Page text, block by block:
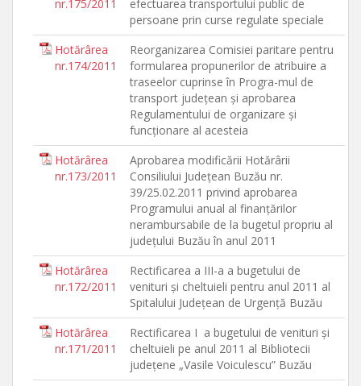
nr.175/2011
efectuarea transportului public de
persoane prin curse regulate speciale
Hotărârea
nr.174/2011
Reorganizarea Comisiei paritare pentru
formularea propunerilor de atribuire a
traseelor cuprinse în Progra-mul de
transport judeţean şi aprobarea
Regulamentului de organizare şi
funcţionare al acesteia
Hotărârea
nr.173/2011
Aprobarea modificării Hotărârii
Consiliului Judeţean Buzău nr.
39/25.02.2011 privind aprobarea
Programului anual al finanţărilor
nerambursabile de la bugetul propriu al
judeţului Buzău în anul 2011
Hotărârea
nr.172/2011
Rectificarea a III-a a bugetului de
venituri şi cheltuieli pentru anul 2011 al
Spitalului Judeţean de Urgenţă Buzău
Hotărârea
nr.171/2011
Rectificarea I a bugetului de venituri şi
cheltuieli pe anul 2011 al Bibliotecii
judeţene „Vasile Voiculescu” Buzău